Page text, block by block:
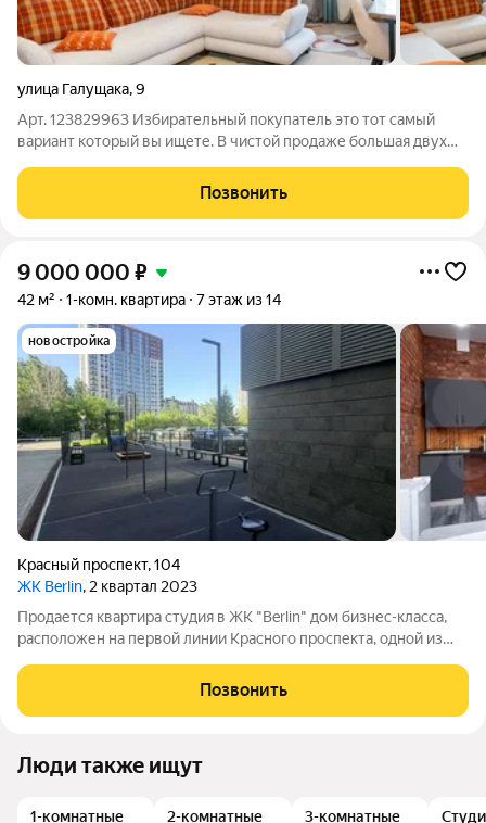
улица Галущака,9
Арт. 123829963 Избирательный покупатель это тот самый
вариант который вы ищете. В чистой продаже большая двух
собственник без обременений и занижения,вся стоимость по
договору,Отличное местоположение
Позвонить
9 000 000 ₽
42 м² 1-комн. квартира 7 этаж из 14
новостройка
Красный проспект,104
ЖК Berlin, 2 квартал 2023
Продается квартира студия в ЖК "Berlin" дом бизнес-класса,
расположен на первой линии Красного проспекта, одной из
Новосибирска. Квартира имеет свободную планировку,
высокие потолки 3 метра,
Позвонить
Люди также ищут
1-комнатные 2-комнатные 3-комнатные